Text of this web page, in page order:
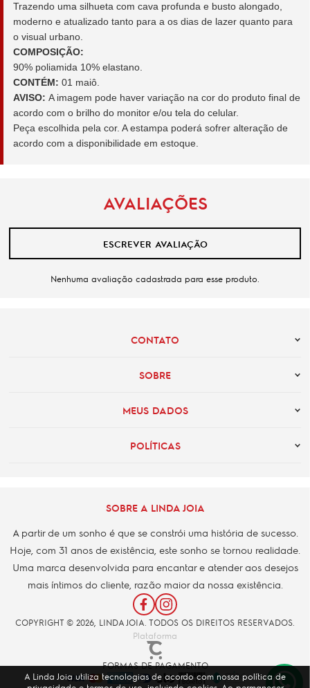
Trazendo uma silhueta com cava profunda e busto alongado,
moderno e atualizado tanto para a os dias de lazer quanto para
o visual urbano.
COMPOSIÇÃO:
90% poliamida 10% elastano.
CONTÉM: 01 maiô.
AVISO: A imagem pode haver variação na cor do produto final de
acordo com o brilho do monitor e/ou tela do celular.
Peça escolhida pela cor. A estampa poderá sofrer alteração de
acordo com a disponibilidade em estoque.
AVALIAÇÕES
ESCREVER AVALIAÇÃO
Nenhuma avaliação cadastrada para esse produto.
CONTATO
SOBRE
MEUS DADOS
POLÍTICAS
SOBRE A LINDA JOIA
A partir de um sonho é que se constrói uma história de sucesso.
Hoje, com 31 anos de existência, este sonho se tornou realidade.
Uma marca desenvolvida para encantar e atender aos desejos
mais íntimos do cliente, razão maior da nossa existência.
COPYRIGHT © 2026, LINDA JOIA. TODOS OS DIREITOS RESERVADOS.
Plataforma
FORMAS DE PAGAMENTO
A Linda Joia utiliza tecnologias de acordo com nossa política de